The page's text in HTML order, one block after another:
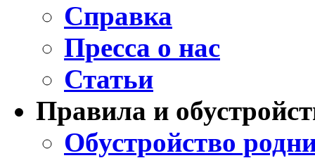
Справка
Пресса о нас
Статьи
Правила и
Обустройство